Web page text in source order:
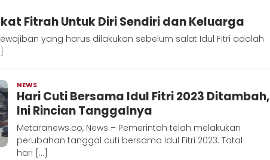
Fitrah Untuk Diri Sendiri dan Keluarga
yang harus dilakukan sebelum salat Idul Fitri adalah
NEWS
Metara
Hari Cuti Bersama Idul Fitri 2023 Ditambah,
Ini Rincian Tanggalnya
Metaranews.co, News – Pemerintah telah melakukan
perubahan tanggal cuti bersama Idul Fitri 2023. Total
hari […]